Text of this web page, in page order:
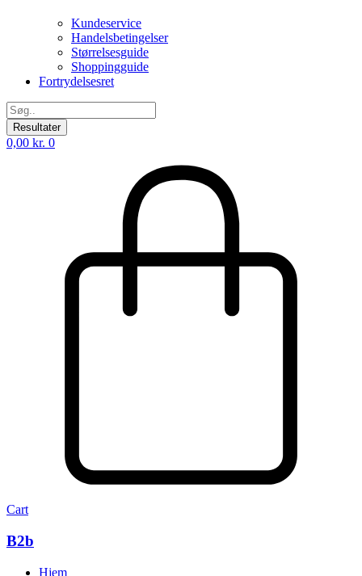
Kundeservice
Handelsbetingelser
Størrelsesguide
Shoppingguide
Fortrydelsesret
Search
...Resultater
0,00 kr. 0
Cart
B2b
Hjem